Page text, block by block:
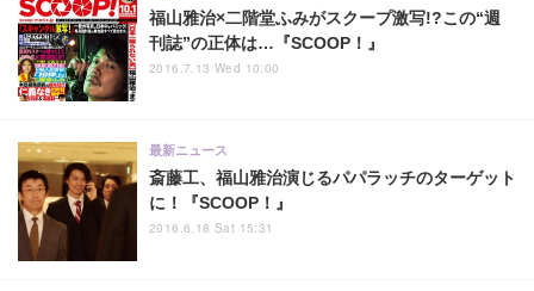
福山雅治×二階堂ふみがスクープ激写!?この“週
刊誌”の正体は…『SCOOP！』
2016.7.13 Wed 10:00
斎藤工、福山雅治演じるパパラッチのターゲット
に！『SCOOP！』
最新ニュース
2016.6.18 Sat 15:31